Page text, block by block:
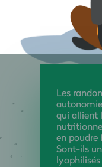
Les
qui allient
en poudre
Sont-ils
lyophilisés